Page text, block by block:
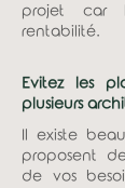
projet car
rentabilité.
Evitez les
plusieurs
Il existe
proposent
de vos